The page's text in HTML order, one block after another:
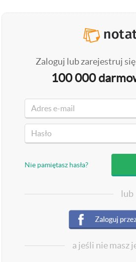
Zaloguj lub zarejestruj
100 000
Nie pamiętasz hasła?
lub
a jeśli nie masz